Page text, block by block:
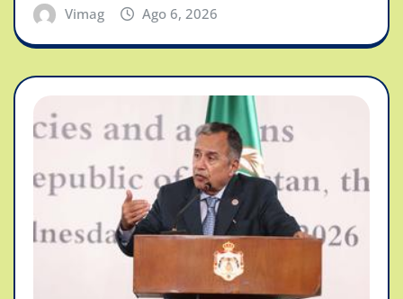
Vimag Ago 6, 2026